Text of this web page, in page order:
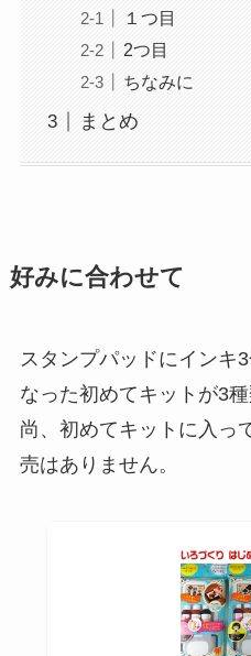
１つ目
2つ目
ちなみに
まとめ
好みに合わせて
スタンプパッドにインキ
なった初めてキットが3
尚、初めてキットに入っ
売はありません。